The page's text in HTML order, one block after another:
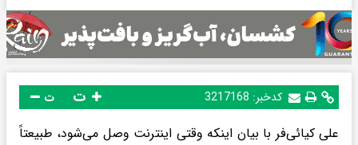
کدخبر: 3217168 ت
علی کیائی‌فر با بیان اینکه وقتی اینترنت وصل می‌شود، طبیعتاً